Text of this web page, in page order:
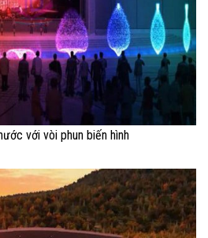
với vòi phun biến hình